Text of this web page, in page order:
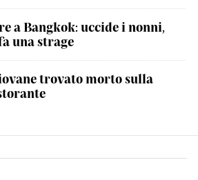
a Bangkok: uccide i nonni,
una strage
trovato morto sulla